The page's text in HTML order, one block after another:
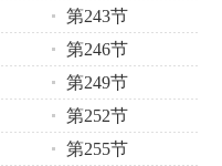
第243节
第246节
第249节
第252节
第255节